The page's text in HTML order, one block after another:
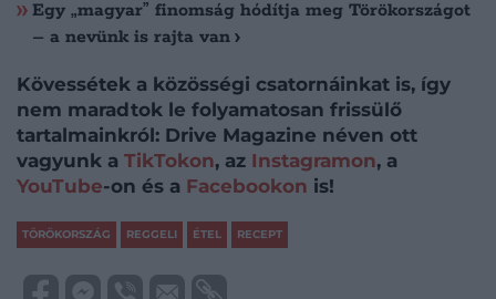
Egy „magyar” finomság hódítja meg Törökországot
– a nevünk is rajta van
Kövessétek a közösségi csatornáinkat is, így
nem maradtok le folyamatosan frissülő
tartalmainkról: Drive Magazine néven ott
vagyunk a TikTokon, az Instagramon, a
YouTube-on és a Facebookon is!
TÖRÖKORSZÁG REGGELI ÉTEL RECEPT